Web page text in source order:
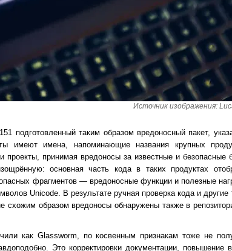
Источник изображения:
подготовленный таким образом вредоносный пакет,
имеют имена, напоминающие названия крупных
проекты, принимая вредоносы за известные и безопасные
основная часть кода в таких продуктах
фрагментов — вредоносные функции и полезные
Unicode. В результате ручная проверка кода и
образом вредоносы обнаружены также в
как Glassworm, по косвенным признакам тоже не
Это корректировки документации, повышение